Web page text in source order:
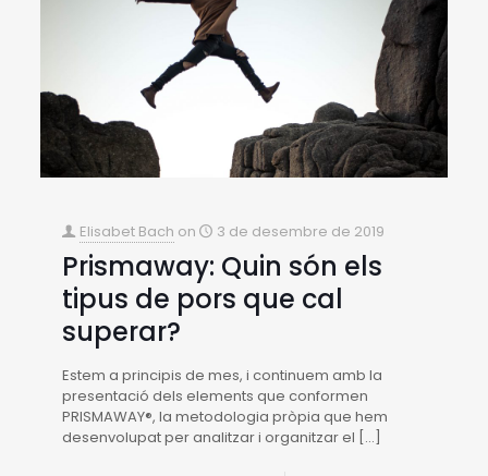
Elisabet Bach on 3 de desembre de 2019
Prismaway: Quin són els
tipus de pors que cal
superar?
Estem a principis de mes, i continuem amb la
presentació dels elements que conformen
PRISMAWAY®, la metodologia pròpia que hem
desenvolupat per analitzar i organitzar el […]